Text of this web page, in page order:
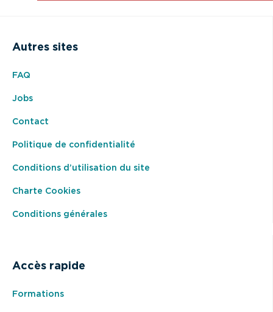
Autres sites
FAQ
Jobs
Contact
Politique de confidentialité
Conditions d’utilisation du site
Charte Cookies
Conditions générales
Accès rapide
Formations